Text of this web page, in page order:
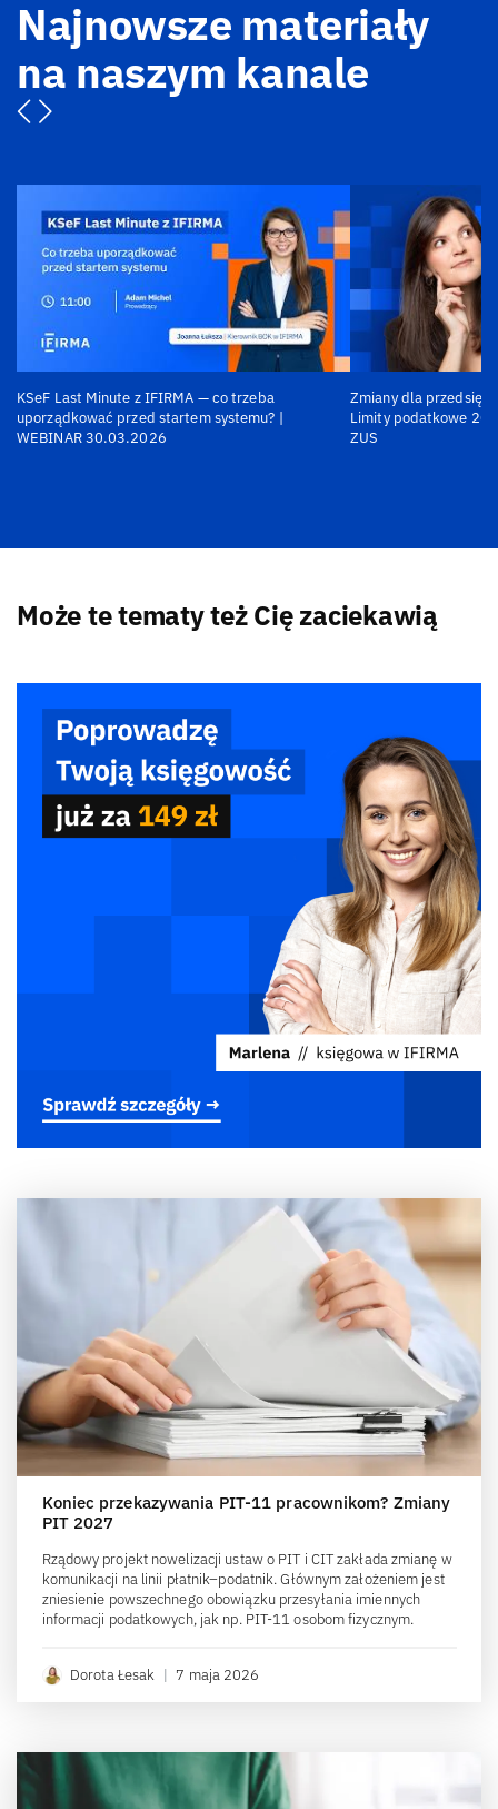
Najnowsze materiały
na naszym kanale
KSeF Last Minute z IFIRMA — co trzeba
uporządkować przed startem systemu? |
WEBINAR 30.03.2026
Zmiany dla
Limity podatkowe
ZUS
Może te tematy też Cię zaciekawią
Koniec przekazywania PIT-11 pracownikom? Zmiany
PIT 2027
Rządowy projekt nowelizacji ustaw o PIT i CIT zakłada zmianę w
komunikacji na linii płatnik–podatnik. Głównym założeniem jest
zniesienie powszechnego obowiązku przesyłania imiennych
informacji podatkowych, jak np. PIT-11 osobom fizycznym.
Dorota Łesak | 7 maja 2026